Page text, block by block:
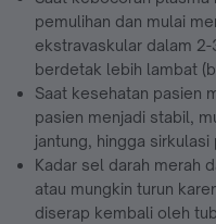
pemulihan dan mulai
ekstravaskular dalam 2-
berdetak lebih lambat
Saat kesehatan pasien
pasien menjadi stabil,
jantung, hingga sirkulasi
Kadar sel darah merah
atau mungkin turun
diserap kembali oleh